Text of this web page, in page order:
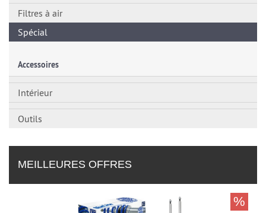
Filtres à air
Spécial
Accessoires
Intérieur
Outils
MEILLEURES OFFRES
%